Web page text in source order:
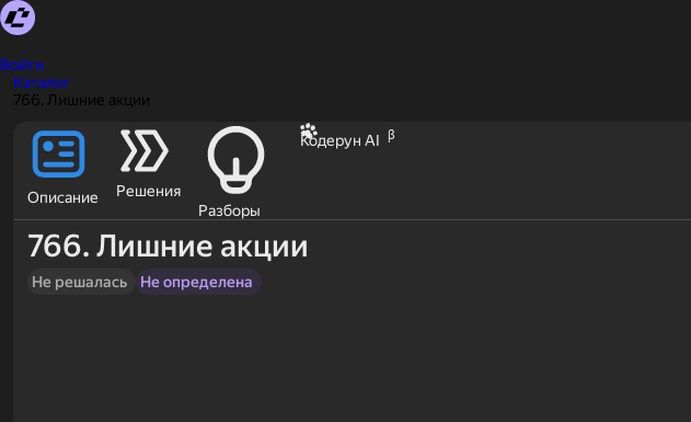
Войти
Каталог
766. Лишние акции
Описание
Решения
Разборы
Кодерун AI β
766. Лишние акции
Не решалась Не определена